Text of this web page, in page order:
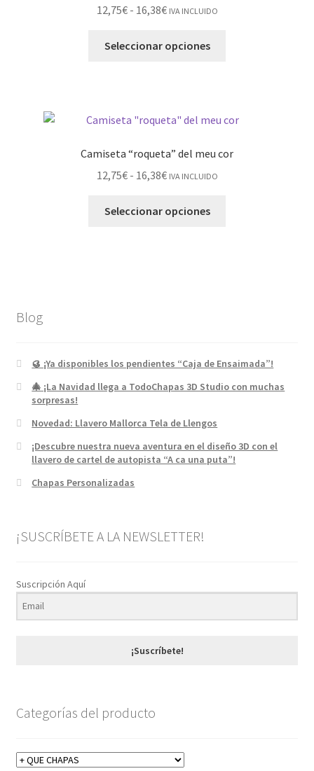
12,75€ - 16,38€ IVA INCLUIDO
Seleccionar opciones
Camiseta “roqueta” del meu cor
12,75€ - 16,38€ IVA INCLUIDO
Seleccionar opciones
Blog
🥮 ¡Ya disponibles los pendientes “Caja de Ensaimada”!
🎄 ¡La Navidad llega a TodoChapas 3D Studio con muchas
sorpresas!
Novedad: Llavero Mallorca Tela de Llengos
¡Descubre nuestra nueva aventura en el diseño 3D con el
llavero de cartel de autopista “A ca una puta”!
Chapas Personalizadas
¡SUSCRÍBETE A LA NEWSLETTER!
Suscripción Aquí
¡Suscríbete!
Categorías del producto